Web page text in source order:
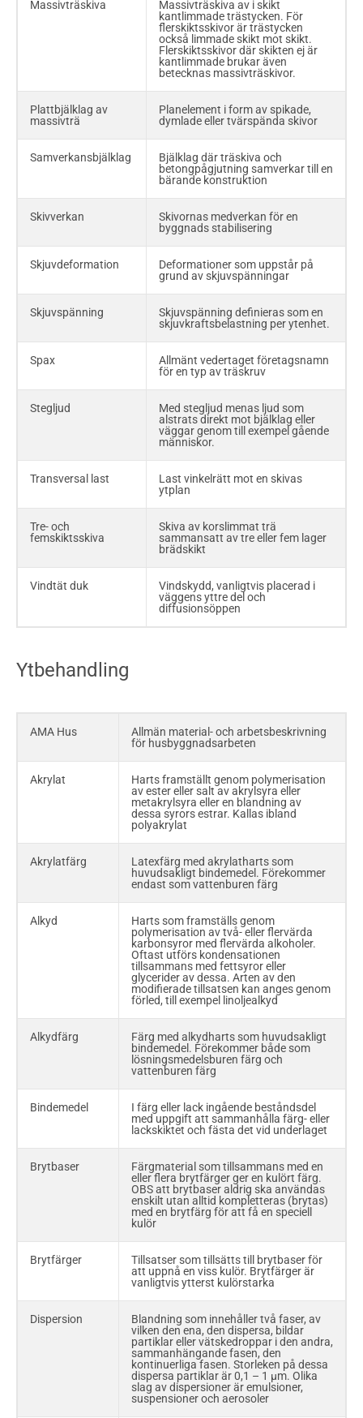
Varmförzinkat stål
Stål som korrosionsskyddas med
zinkbeläggning, som påförs
genom doppning i zinksmälta
av korrosionsskydd
genom termisk sprutning
träbaserade produkter -
Träskyddsbehandlat massivt
av träskyddsmedel
fästelement
Beläggningar bildade genom
varmförzinkning på järn- och
byggnadsverk uppfyller
avsedd funktion med "normalt
underhåll"
Toppföljare
Längsgående balk som sitter
på toppen av räcket och
binder ihop räckesståndarna
Trafiklast
Trafikens påverkan på bron i
vertikal och horisontell
riktning, och som består av
sidokraft och centrifugalkraft
Träplatta av plank eller
med spännstag
Stål som korrosionsskyddas
med zinkbeläggning, som
påförs genom doppning i
Vertikal trafiklast
och lastgrupper med
storlek och utbredning för
olika lastfall
Överbyggnad Brodelar ovan lager
Övergångskonstruktion
Brodetalj mellan broplatta och
landfäste
byggregler, BBR
Massivträskiva
Massivträskiva av i skikt
kantlimmade trästycken. För
flerskiktsskivor är trästycken
också limmade skikt mot skikt.
Flerskiktsskivor där skikten ej är
kantlimmade brukar även
betecknas massivträskivor.
Plattbjälklag av
massivträ
Planelement i form av spikade,
dymlade eller tvärspända skivor
Samverkansbjälklag
Bjälklag där träskiva och
betongpågjutning samverkar till en
bärande konstruktion
Skivverkan
Skivornas medverkan för en
byggnads stabilisering
Skjuvdeformation
Deformationer som uppstår på
grund av skjuvspänningar
Skjuvspänning
Skjuvspänning definieras som en
skjuvkraftsbelastning per ytenhet.
Spax
Allmänt vedertaget företagsnamn
för en typ av träskruv
Stegljud
Med stegljud menas ljud som
alstrats direkt mot bjälklag eller
väggar genom till exempel gående
människor.
Transversal last
Last vinkelrätt mot en skivas
ytplan
Tre- och
femskiktsskiva
Skiva av korslimmat trä
sammansatt av tre eller fem lager
brädskikt
Vindtät duk
Vindskydd, vanligtvis placerad i
väggens yttre del och
diffusionsöppen
Ytbehandling
AMA Hus
Allmän material- och arbetsbeskrivning
för husbyggnadsarbeten
Akrylat
Harts framställt genom polymerisation
av ester eller salt av akrylsyra eller
metakrylsyra eller en blandning av
dessa syrors estrar. Kallas ibland
polyakrylat
Akrylatfärg
Latexfärg med akrylatharts som
huvudsakligt bindemedel. Förekommer
endast som vattenburen färg
Alkyd
Harts som framställs genom
polymerisation av två- eller flervärda
karbonsyror med flervärda alkoholer.
Oftast utförs kondensationen
tillsammans med fettsyror eller
glycerider av dessa. Arten av den
modifierade tillsatsen kan anges genom
förled, till exempel linoljealkyd
Alkydfärg
Färg med alkydharts som huvudsakligt
bindemedel. Förekommer både som
lösningsmedelsburen färg och
vattenburen färg
Bindemedel
I färg eller lack ingående beståndsdel
med uppgift att sammanhålla färg- eller
lackskiktet och fästa det vid underlaget
Brytbaser
Färgmaterial som tillsammans med en
eller flera brytfärger ger en kulört färg.
OBS att brytbaser aldrig ska användas
enskilt utan alltid kompletteras (brytas)
med en brytfärg för att få en speciell
kulör
Brytfärger
Tillsatser som tillsätts till brytbaser för
att uppnå en viss kulör. Brytfärger är
vanligtvis ytterst kulörstarka
Dispersion
Blandning som innehåller två faser, av
vilken den ena, den dispersa, bildar
partiklar eller vätskedroppar i den andra,
sammanhängande fasen, den
kontinuerliga fasen. Storleken på dessa
dispersa partiklar är 0,1 – 1 µm. Olika
slag av dispersioner är emulsioner,
suspensioner och aerosoler